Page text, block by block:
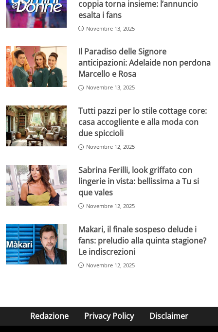
coppia torna insieme: l’annuncio
esalta i fans
Novembre 13, 2025
Il Paradiso delle Signore
anticipazioni: Adelaide non perdona
Marcello e Rosa
Novembre 13, 2025
Tutti pazzi per lo stile cottage core:
casa accogliente e alla moda con
due spiccioli
Novembre 12, 2025
Sabrina Ferilli, look griffato con
lingerie in vista: bellissima a Tu si
que vales
Novembre 12, 2025
Makari, il finale sospeso delude i
fans: preludio alla quinta stagione?
Le indiscrezioni
Novembre 12, 2025
Redazione Privacy Policy Disclaimer